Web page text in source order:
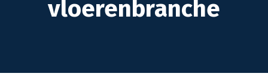
vloerenbranche